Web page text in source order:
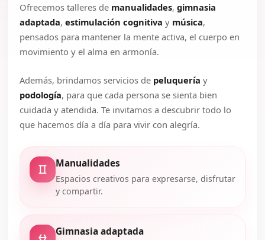
Ofrecemos talleres de manualidades, gimnasia
adaptada, estimulación cognitiva y música,
pensados para mantener la mente activa, el cuerpo en
movimiento y el alma en armonía.
Además, brindamos servicios de peluquería y
podología, para que cada persona se sienta bien
cuidada y atendida. Te invitamos a descubrir todo lo
que hacemos día a día para vivir con alegría.
Manualidades
Espacios creativos para expresarse, disfrutar
y compartir.
Gimnasia adaptada